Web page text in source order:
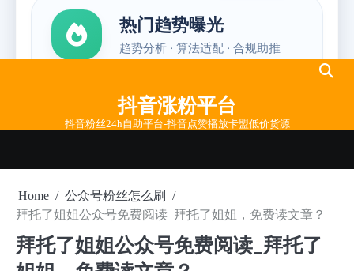
抖音涨粉平台
抖音粉丝24h自助平台-抖音点赞播放卡盟低价货源
Home
公众号粉丝怎么刷
拜托了姐姐公众号免费阅读_拜托了姐姐，免费读文章？
拜托了姐姐公众号免费阅读_拜托了